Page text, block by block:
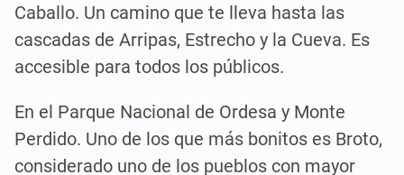
Caballo. Un camino que te lleva hasta las
cascadas de Arripas, Estrecho y la Cueva. Es
accesible para todos los públicos.
En el Parque Nacional de Ordesa y Monte
Perdido. Uno de los que más bonitos es Broto,
considerado uno de los pueblos con mayor